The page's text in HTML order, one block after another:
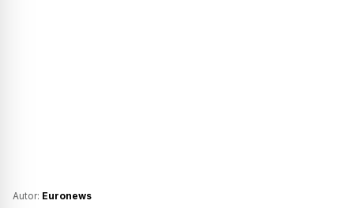
Autor: Euronews